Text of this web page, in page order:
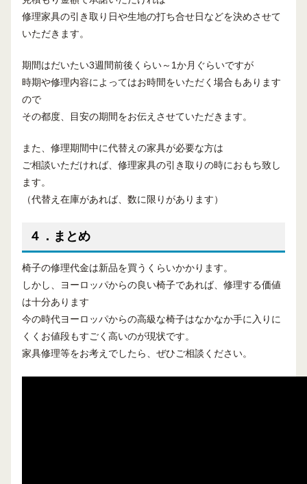
修理家具の引き取り日や生地の打ち合せ日などを決めさせて
いただきます。
期間はだいたい3週間前後くらい～1か月ぐらいですが
時期や修理内容によってはお時間をいただく場合もあります
ので
その都度、目安の期間をお伝えさせていただきます。
また、修理期間中に代替えの家具が必要な方は
ご相談いただければ、修理家具の引き取りの時におもち致し
ます。
（代替え在庫があれば、数に限りがあります）
４．まとめ
椅子の修理代金は新品を買うくらいかかります。
しかし、ヨーロッパからの良い椅子であれば、修理する価値
は十分あります
今の時代ヨーロッパからの高級な椅子はなかなか手に入りに
くくお値段もすごく高いのが現状です。
家具修理等をお考えでしたら、ぜひご相談ください。